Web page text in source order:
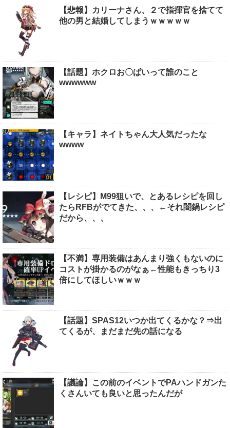
【悲報】カリーナさん、２で指揮官を捨てて
他の男と結婚してしまうｗｗｗｗｗ
【話題】ホクロお〇ぱいって誰のこと
wwwwww
【キャラ】ネイトちゃん大人気だったな
wwww
【レシピ】M99狙いで、とあるレシピを回し
たらRFBがでてきた、、、←それ闇鍋レシピ
だから、、、
【不満】専用装備はあんまり強くもないのに
コストが掛かるのがなぁ←性能もきっちり3
倍にしてほしいｗｗｗ
【話題】SPAS12いつか出てくるかな？⇒出
てくるが、まだまだ先の話になる
【議論】この前のイベントでPAハンドガンた
くさんいても良いと思ったんだが